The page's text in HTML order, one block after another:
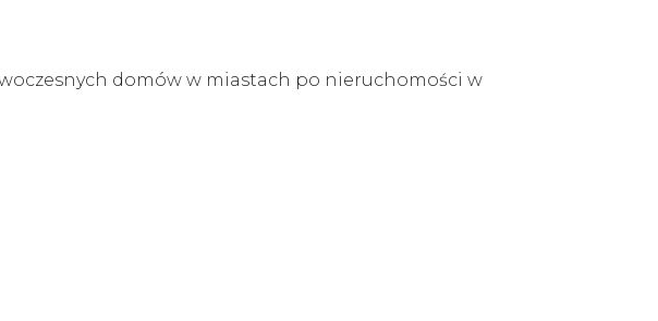
domów w miastach po nieruchomości w